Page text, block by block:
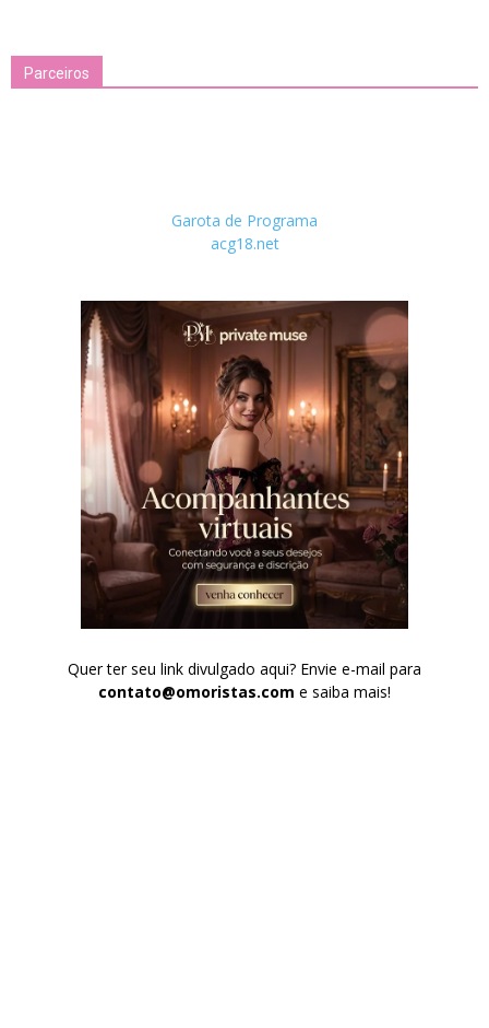
Parceiros
Garota de Programa
acg18.net
Quer ter seu link divulgado aqui? Envie e-mail para
contato@omoristas.com e saiba mais!